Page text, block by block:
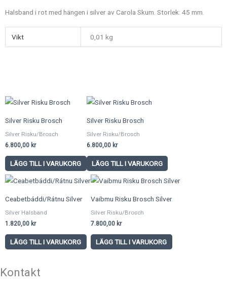
Halsband i rot med hängen i silver av Carola Skum. Storlek: 45 mm.
Vikt 0,01 kg
Silver Risku Brosch
Silver Risku/Brosch
6.800,00 kr
LÄGG TILL I VARUKORG
Silver Risku Brosch
Silver Risku/Brosch
6.800,00 kr
LÄGG TILL I VARUKORG
Ceabetbáddi/Rátnu Silver
Silver Halsband
1.820,00 kr
LÄGG TILL I VARUKORG
Vaibmu Risku Brosch Silver
Silver Risku/Brosch
7.800,00 kr
LÄGG TILL I VARUKORG
Kontakt